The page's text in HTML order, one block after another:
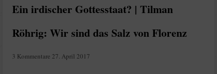
Ein irdischer Gottesstaat? | Tilman
Röhrig: Wir sind das Salz von Florenz
3 Kommentare 27. April 2017